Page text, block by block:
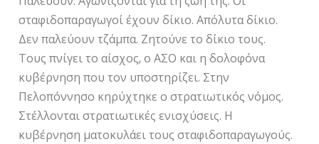
σταφιδοπαραγωγοί έχουν δίκιο. Απόλυτα δίκιο.
Δεν παλεύουν τζάμπα. Ζητούνε το δίκιο τους.
Τους πνίγει το αίσχος, ο ΑΣΟ και η δολοφόνα
κυβέρνηση που τον υποστηρίζει. Στην
Πελοπόννησο κηρύχτηκε ο στρατιωτικός νόμος.
Στέλλονται στρατιωτικές ενισχύσεις. Η
κυβέρνηση ματοκυλάει τους σταφιδοπαραγωγούς.